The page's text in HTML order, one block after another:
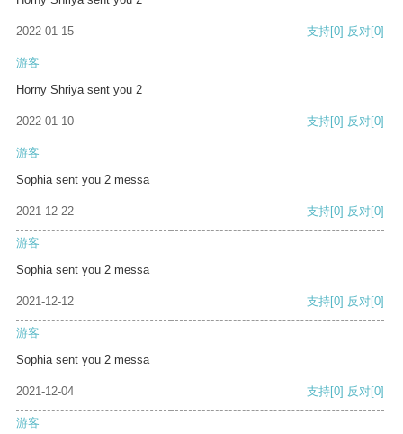
2022-01-15 支持[0] 反对[0]
游客
Horny Shriya sent you 2
2022-01-10 支持[0] 反对[0]
游客
Sophia sent you 2 messa
2021-12-22 支持[0] 反对[0]
游客
Sophia sent you 2 messa
2021-12-12 支持[0] 反对[0]
游客
Sophia sent you 2 messa
2021-12-04 支持[0] 反对[0]
游客